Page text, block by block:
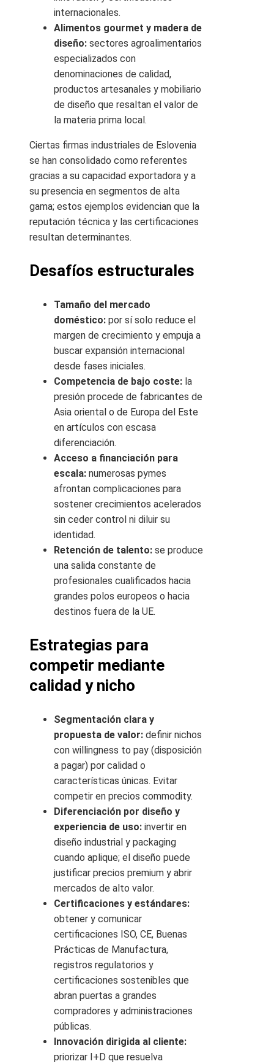
internacionales.
Alimentos gourmet y madera de
diseño: sectores agroalimentarios
especializados con
denominaciones de calidad,
productos artesanales y mobiliario
de diseño que resaltan el valor de
la materia prima local.
Ciertas firmas industriales de Eslovenia
se han consolidado como referentes
gracias a su capacidad exportadora y a
su presencia en segmentos de alta
gama; estos ejemplos evidencian que la
reputación técnica y las certificaciones
resultan determinantes.
Desafíos estructurales
Tamaño del mercado
doméstico: por sí solo reduce el
margen de crecimiento y empuja a
buscar expansión internacional
desde fases iniciales.
Competencia de bajo coste: la
presión procede de fabricantes de
Asia oriental o de Europa del Este
en artículos con escasa
diferenciación.
Acceso a financiación para
escala: numerosas pymes
afrontan complicaciones para
sostener crecimientos acelerados
sin ceder control ni diluir su
identidad.
Retención de talento: se produce
una salida constante de
profesionales cualificados hacia
grandes polos europeos o hacia
destinos fuera de la UE.
Estrategias para
competir mediante
calidad y nicho
Segmentación clara y
propuesta de valor: definir nichos
con willingness to pay (disposición
a pagar) por calidad o
características únicas. Evitar
competir en precios commodity.
Diferenciación por diseño y
experiencia de uso: invertir en
diseño industrial y packaging
cuando aplique; el diseño puede
justificar precios premium y abrir
mercados de alto valor.
Certificaciones y estándares:
obtener y comunicar
certificaciones ISO, CE, Buenas
Prácticas de Manufactura,
registros regulatorios y
certificaciones sostenibles que
abran puertas a grandes
compradores y administraciones
públicas.
Innovación dirigida al cliente:
priorizar I+D que resuelva